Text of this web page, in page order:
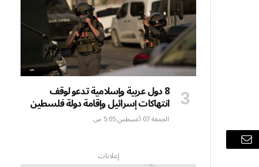
البريد
8 دول عربية وإسلامية تدعو لوقف
انتهاكات إسرائيل وإقامة دولة فلسطين
الجمعة 07 أغسطس 5:05 ص
إعلانات